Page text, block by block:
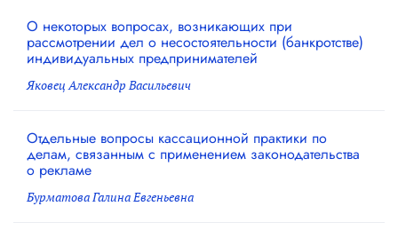
О некоторых вопросах, возникающих при
рассмотрении дел о несостоятельности (банкротстве)
индивидуальных предпринимателей
Яковец Александр Васильевич
Отдельные вопросы кассационной практики по
делам, связанным с применением законодательства
о рекламе
Бурматова Галина Евгеньевна